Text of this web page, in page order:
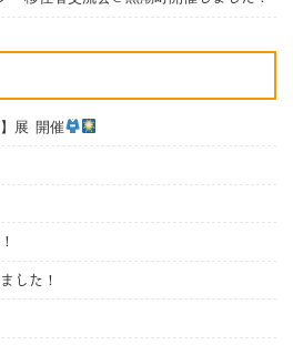
】展 開催
した！